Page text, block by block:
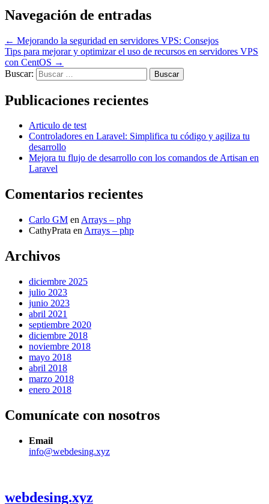
Navegación de entradas
← Mejorando la seguridad en servidores VPS: Consejos
Tips para mejorar y optimizar el uso de recursos en servidores VPS
con CentOS →
Buscar:
Publicaciones recientes
Articulo de test
Controladores en Laravel: Simplifica tu código y agiliza tu
desarrollo
Mejora tu flujo de desarrollo con los comandos de Artisan en
Laravel
Comentarios recientes
Carlo GM en Arrays – php
CathyPrata en Arrays – php
Archivos
diciembre 2025
julio 2023
junio 2023
abril 2021
septiembre 2020
diciembre 2018
noviembre 2018
mayo 2018
abril 2018
marzo 2018
enero 2018
Comunícate con nosotros
Email
info@webdesing.xyz
webdesing.xyz